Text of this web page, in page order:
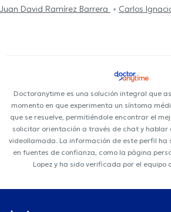
Juan David Ramírez Barrera
Carlos
Doctoranytime es una solución integral que
momento en que experimenta un síntoma
que se resuelve, permitiéndole encontrar el
solicitar orientación a través de chat y hablar
videollamada. La información de este perfil ha
en fuentes de confianza, como la página
Lopez y ha sido verificada por el equipo